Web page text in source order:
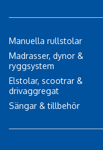
Manuella rullstolar
Madrasser, dynor &
ryggsystem
Elstolar, scootrar &
drivaggregat
Sängar & tillbehör